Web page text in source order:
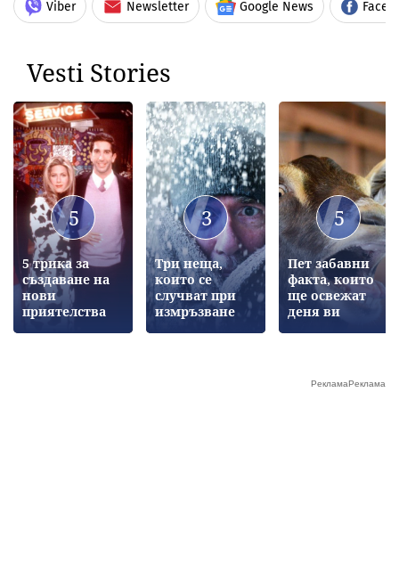
Viber Newsletter Google News
Vesti Stories
5
5 трика за
създаване на
нови
приятелства
3
Три неща,
които се
случват при
измръзване
5
Пет забавни
факта, които
ще освежат
деня ви